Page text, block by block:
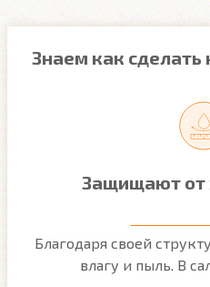
Знаем как
Защищают от
Благодаря своей
влагу и пыль. В